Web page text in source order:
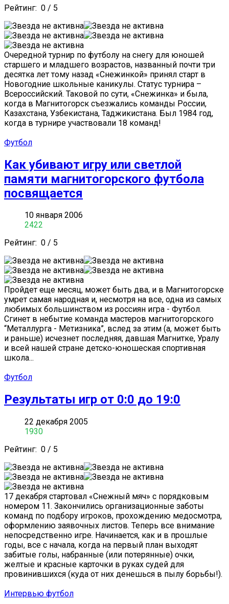
Рейтинг: 0 / 5
Очередной турнир по футболу на снегу для юношей
старшего и младшего возрастов, названный почти три
десятка лет тому назад «Снежинкой» принял старт в
Новогодние школьные каникулы. Статус турнира –
Всероссийский. Таковой по сути, «Снежинка» и была,
когда в Магнитогорск съезжались команды России,
Казахстана, Узбекистана, Таджикистана. Был 1984 год,
когда в турнире участвовали 18 команд!
Футбол
Как убивают игру или светлой
памяти магнитогорского футбола
посвящается
10 января 2006
2422
Рейтинг: 0 / 5
Пройдет еще месяц, может быть два, и в Магнитогорске
умрет самая народная и, несмотря на все, одна из самых
любимых большинством из россиян игра - Футбол.
Сгинет в небытие команда мастеров магнитогорского
“Металлурга - Метизника”, вслед за этим (а, может быть
и раньше) исчезнет последняя, давшая Магнитке, Уралу
и всей нашей стране детско-юношеская спортивная
школа...
Футбол
Результаты игр от 0:0 до 19:0
22 декабря 2005
1930
Рейтинг: 0 / 5
17 декабря стартовал «Снежный мяч» с порядковым
номером 11. Закончились организационные заботы
команд по подбору игроков, прохождению медосмотра,
оформлению заявочных листов. Теперь все внимание
непосредственно игре. Начинается, как и в прошлые
годы, все с начала, когда на первый план выходят
забитые голы, набранные (или потерянные) очки,
желтые и красные карточки в руках судей для
провинившихся (куда от них денешься в пылу борьбы!).
Интервью футбол